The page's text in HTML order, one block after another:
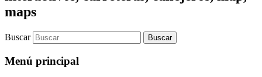
maps
Buscar
Menú principal